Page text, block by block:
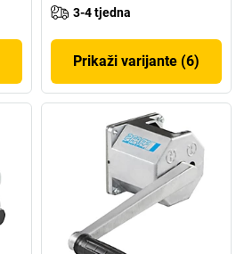
3-4 tjedna
Prikaži varijante (6)